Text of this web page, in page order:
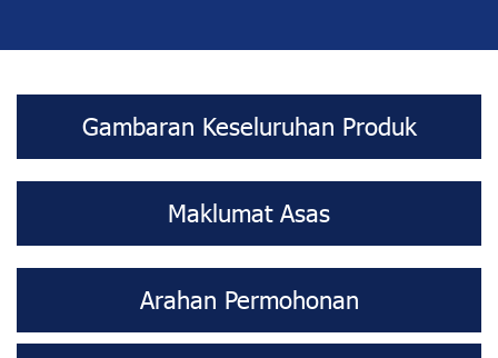
Gambaran Keseluruhan Produk
Maklumat Asas
Arahan Permohonan